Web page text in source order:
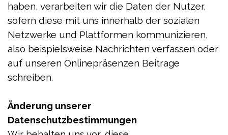
haben, verarbeiten wir die Daten der Nutzer,
sofern diese mit uns innerhalb der sozialen
Netzwerke und Plattformen kommunizieren,
also beispielsweise Nachrichten verfassen oder
auf unseren Onlinepräsenzen Beitrage
schreiben.
Änderung unserer
Datenschutzbestimmungen